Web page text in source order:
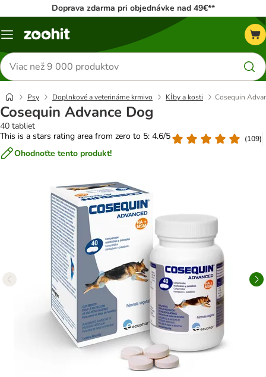
Doprava zdarma pri objednávke nad 49€**
Kategórie
Hľadať
produkty
Psy Doplnkové a veterinárne krmivo Kĺby a kosti Cosequin
Cosequin Advance Dog
40 tabliet
This is a stars rating area from zero to 5: 4.6/5
(109)
Ohodnoťte tento produkt!